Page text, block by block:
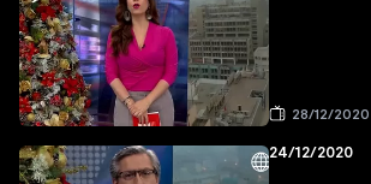
28/12/2020
24/12/2020